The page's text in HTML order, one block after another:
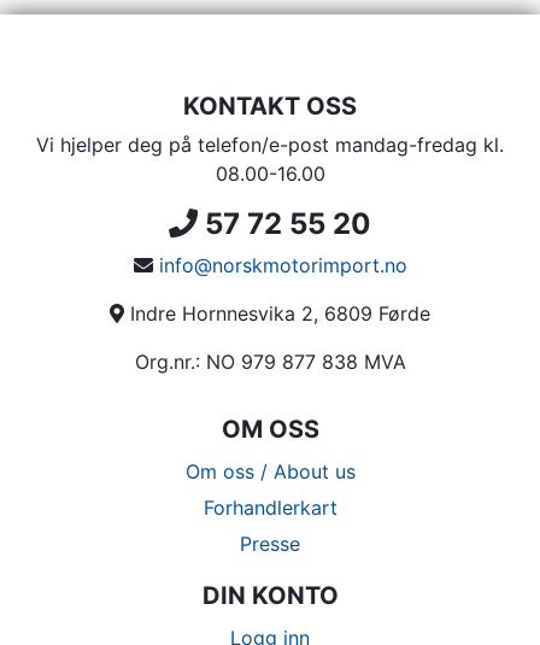
KONTAKT OSS
Vi hjelper deg på telefon/e-post mandag-fredag kl.
08.00-16.00
57 72 55 20
info@norskmotorimport.no
Indre Hornnesvika 2, 6809 Førde
Org.nr.: NO 979 877 838 MVA
OM OSS
Om oss / About us
Forhandlerkart
Presse
DIN KONTO
Logg inn